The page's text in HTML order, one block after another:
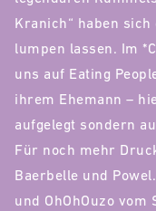
Kranich“ haben
lumpen lassen. Im
uns auf Eating
ihrem Ehemann –
aufgelegt sondern
Für noch mehr
Baerbelle und
und OhOhOuzo